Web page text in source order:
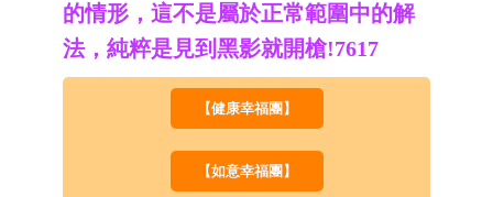
的情形，這不是屬於正常範圍中的解
法，純粹是見到黑影就開槍!7617
【健康幸福團】
【如意幸福團】